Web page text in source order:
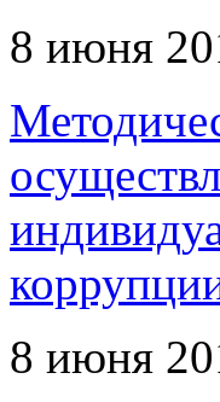
8 июня
8 июня